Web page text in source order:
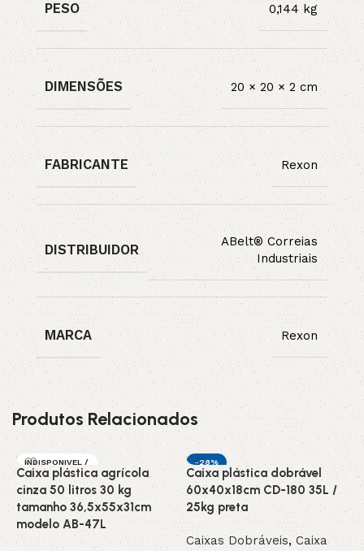
PESO 0,144 kg
DIMENSÕES 20 × 20 × 2 cm
FABRICANTE Rexon
DISTRIBUIDOR
ABelt® Correias
Industriais
MARCA Rexon
Produtos Relacionados
INDISPONIVEL /
SOB ENCOMEN
DA
Caixa plástica agrícola
cinza 50 litros 30 kg
tamanho 36,5x55x31cm
modelo AB-47L
-28%
DESTAQUE
Caixa plástica dobrável
60x40x18cm CD-180 35L /
25kg preta
Caixas Dobráveis,Caixa